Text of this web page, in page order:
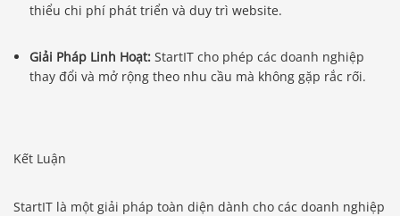
thiểu chi phí phát triển và duy trì website.
Giải Pháp Linh Hoạt: StartIT cho phép các doanh nghiệp
thay đổi và mở rộng theo nhu cầu mà không gặp rắc rối.
Kết Luận
StartIT là một giải pháp toàn diện dành cho các doanh nghiệp